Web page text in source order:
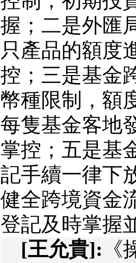
握；二是外匯
只產品的額度
控；三是基金
幣種限制，額
每隻基金客地
掌控；五是基
記手續一律下
健全跨境資金
登記及時掌握
[王允貴]: